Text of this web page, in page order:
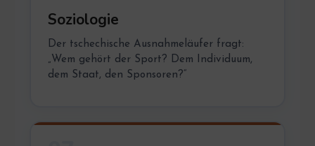
Soziologie
Der tschechische Ausnahmeläufer fragt:
„Wem gehört der Sport? Dem Individuum,
dem Staat, den Sponsoren?“